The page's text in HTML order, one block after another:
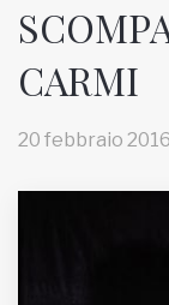
HOME
CARMI
20 febbraio 2016